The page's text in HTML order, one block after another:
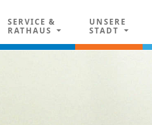
SERVICE &
RATHAUS
UNSERE
STADT